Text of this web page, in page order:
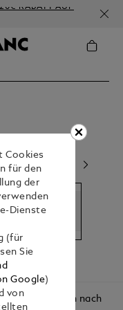
RABATT AUF
Düfte Für Ihn
Sortieren nach
Cookies
für den
der
Dienste
(für
Sie
Google)
von